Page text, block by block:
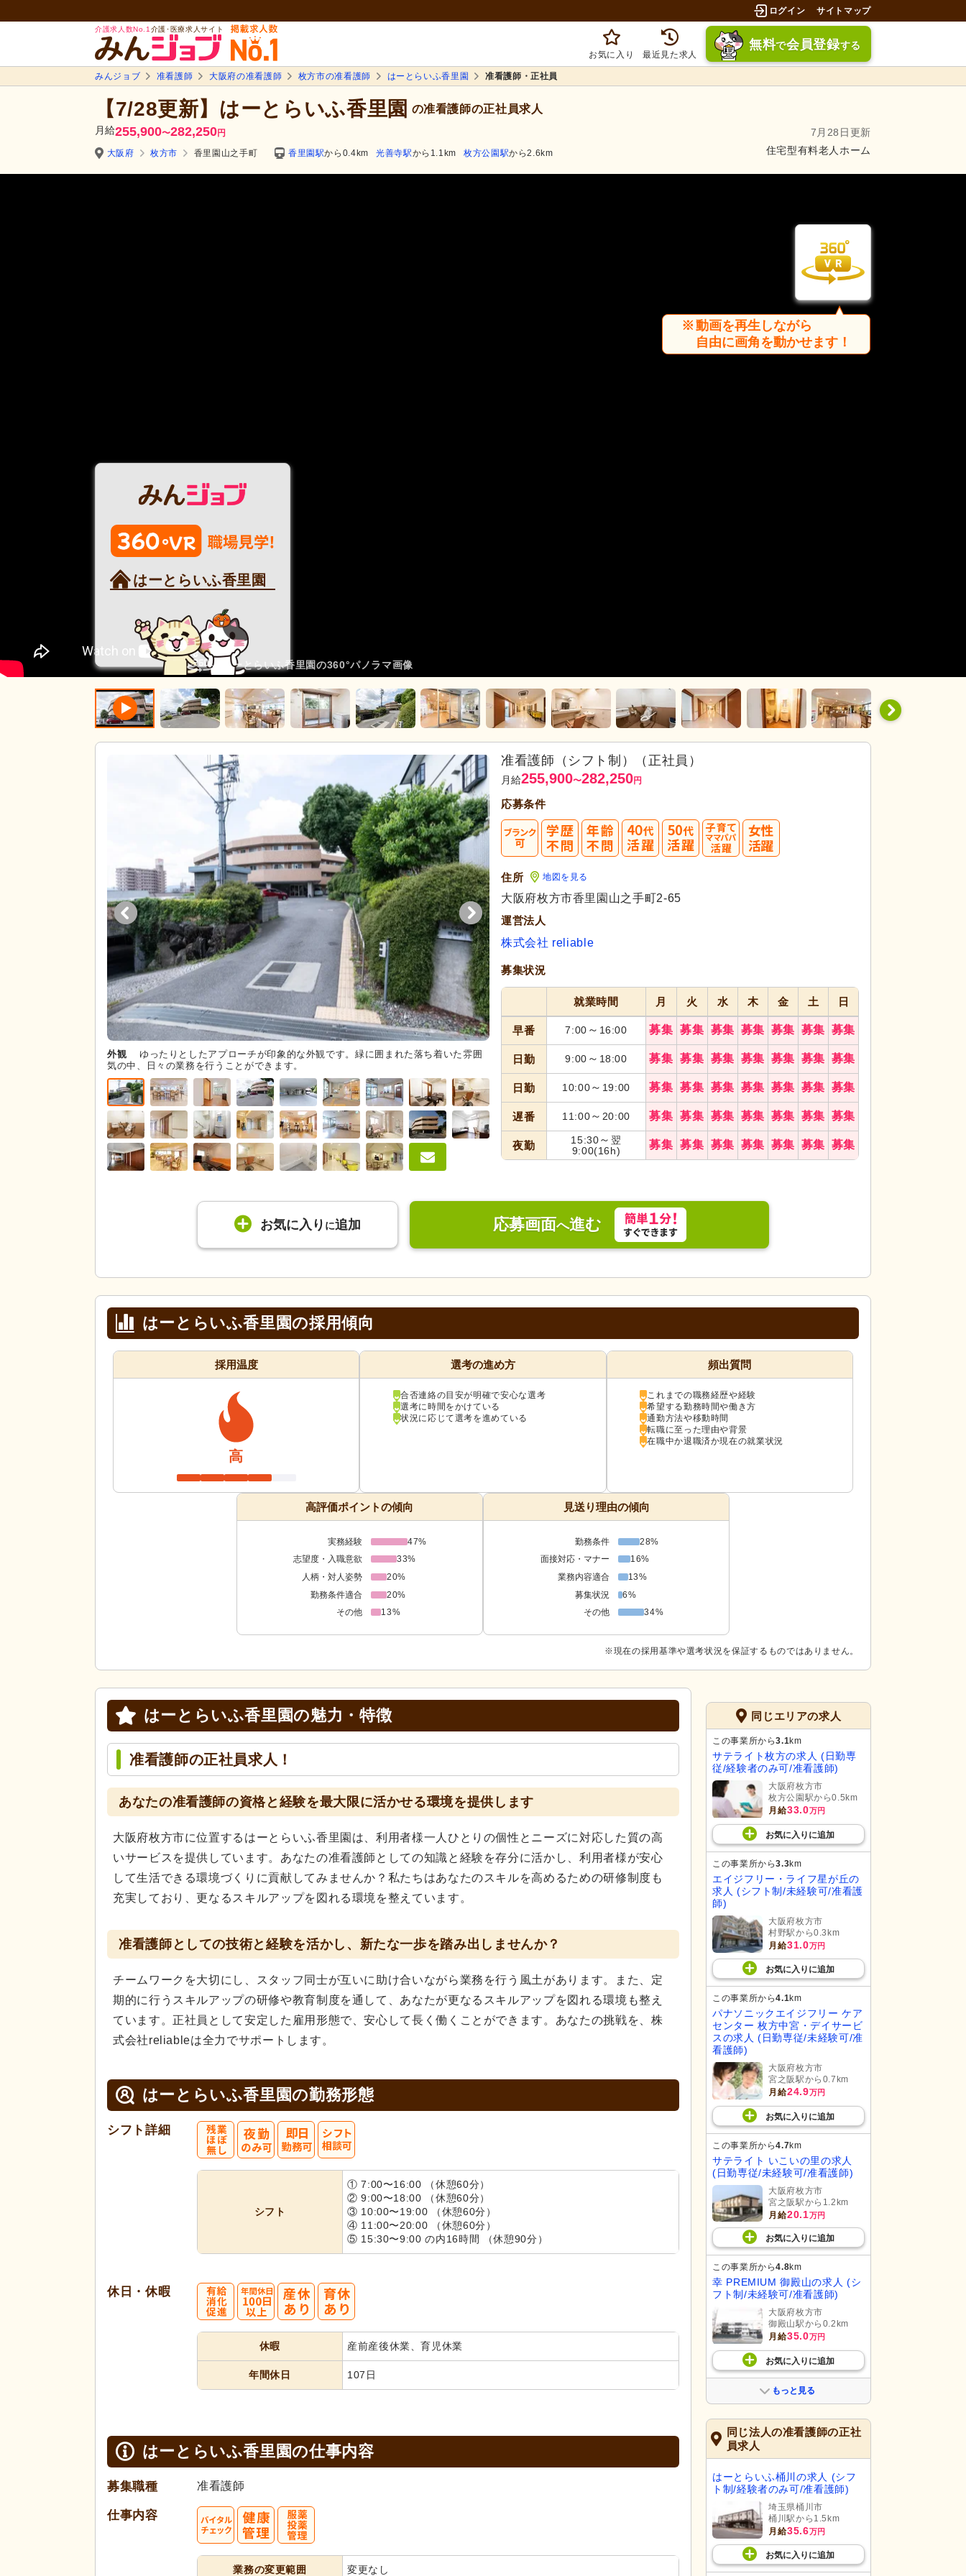
ログイン サイトマップ
介護求人数No.1 介護･医療求人サイト
お気に入り 最近見た求人
無料で会員登録する
みんジョブ 准看護師 大阪府の准看護師 枚方市の准看護師 はーとらいふ香里園 准看護師・正社員
【7/28更新】はーとらいふ香里園 の准看護師の正社員求人
月給255,900〜282,250円
7月28日更新
住宅型有料老人ホーム
大阪府 枚方市 香里園山之手町 香里園駅から0.4km 光善寺駅から1.1km 枚方公園駅から2.6km
はーとらいふ香里園
動画を再生しながら
自由に画角を動かせます！
はーとらいふ香里園の360°パノラマ画像
外観
ゆったりとしたアプローチが印象的な外観です。緑に囲まれた落ち着いた雰囲
気の中、日々の業務を行うことができます。
共有スペースは開放感のあるダイニングルームで、ゆったりとした食事時間を
過ごせる環境です。椅子は車椅子でも移動しやすいよう工夫されています。
准看護師（シフト制）（正社員）
月給255,900〜282,250円
応募条件
住所 地図を見る
大阪府枚方市香里園山之手町2-65
運営法人
株式会社 reliable
募集状況
就業時間 月 火 水 木 金 土 日
早番 7:00 ～ 16:00 募集 募集 募集 募集 募集 募集 募集
日勤 9:00 ～ 18:00 募集 募集 募集 募集 募集 募集 募集
日勤 10:00～ 19:00 募集 募集 募集 募集 募集 募集 募集
遅番 11:00～ 20:00 募集 募集 募集 募集 募集 募集 募集
夜勤 15:30～ 翌
9:00(16h) 募集 募集 募集 募集 募集 募集 募集
お気に入り に追加 応募画面へ進む
はーとらいふ香里園の採用傾向
採用温度
高
選考の進め方
合否連絡の目安が明確で安心な選考
選考に時間をかけている
状況に応じて選考を進めている
頻出質問
これまでの職務経歴や経験
希望する勤務時間や働き方
通勤方法や移動時間
転職に至った理由や背景
在職中か退職済か現在の就業状況
高評価ポイントの傾向
実務経験
47%
志望度・入職意欲
33%
人柄・対人姿勢
20%
勤務条件適合
20%
その他
13%
見送り理由の傾向
勤務条件
28%
面接対応・マナー
16%
業務内容適合
13%
募集状況
6%
その他
34%
※現在の採用基準や選考状況を保証するものではありません。
はーとらいふ香里園の魅力・特徴
准看護師の正社員求人！
あなたの准看護師の資格と経験を最大限に活かせる環境を提供します
大阪府枚方市に位置するはーとらいふ香里園は、利用者様一人ひとりの個性とニーズに対応した質の高
いサービスを提供しています。あなたの准看護師としての知識と経験を存分に活かし、利用者様が安心
して生活できる環境づくりに貢献してみませんか？私たちはあなたのスキルを高めるための研修制度も
充実しており、更なるスキルアップを図れる環境を整えています。
准看護師としての技術と経験を活かし、新たな一歩を踏み出しませんか？
チームワークを大切にし、スタッフ同士が互いに助け合いながら業務を行う風土があります。また、定
期的に行うスキルアップの研修や教育制度を通して、あなたが更なるスキルアップを図れる環境も整え
ています。正社員として安定した雇用形態で、安心して長く働くことができます。あなたの挑戦を、株
式会社reliableは全力でサポートします。
はーとらいふ香里園の勤務形態
シフト詳細
シフト
① 7:00〜16:00 （休憩60分）
② 9:00〜18:00 （休憩60分）
③ 10:00〜19:00 （休憩60分）
④ 11:00〜20:00 （休憩60分）
⑤ 15:30〜9:00 の内16時間 （休憩90分）
休日・休暇
休暇 産前産後休業、育児休業
年間休日 107日
はーとらいふ香里園の仕事内容
募集職種 准看護師
仕事内容
業務の変更範囲 変更なし
同じエリアの求人
この事業所から3.1km
サテライト枚方の求人 (日勤専
従/経験者のみ可/准看護師)
大阪府枚方市
枚方公園駅から0.5km
月給33.0万円
お気に入り に追加
この事業所から3.3km
エイジフリー・ライフ星が丘の
求人 (シフト制/未経験可/准看護
師)
大阪府枚方市
村野駅から0.3km
月給31.0万円
お気に入り に追加
この事業所から4.1km
パナソニックエイジフリー ケア
センター 枚方中宮・デイサービ
スの求人 (日勤専従/未経験可/准
看護師)
大阪府枚方市
宮之阪駅から0.7km
月給24.9万円
お気に入り に追加
この事業所から4.7km
サテライト いこいの里の求人
(日勤専従/未経験可/准看護師)
大阪府枚方市
宮之阪駅から1.2km
月給20.1万円
お気に入り に追加
この事業所から4.8km
幸 PREMIUM 御殿山の求人 (シ
フト制/未経験可/准看護師)
大阪府枚方市
御殿山駅から0.2km
月給35.0万円
お気に入り に追加
もっと見る
同じ法人の准看護師の正社
員求人
はーとらいふ桶川の求人 (シフ
ト制/経験者のみ可/准看護師)
埼玉県桶川市
桶川駅から1.5km
月給35.6万円
お気に入り に追加